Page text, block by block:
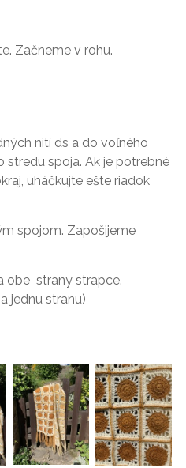
Začneme v rohu.
nití ds a do voľného
stredu spoja. Ak je potrebné
uháčkujte ešte riadok
spojom. Zapošijeme
obe strany strapce.
jednu stranu)